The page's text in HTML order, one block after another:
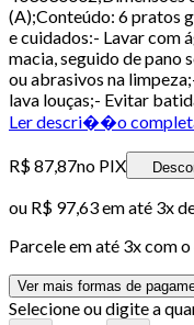
(A);Conteúdo: 6 pratos
e cuidados:- Lavar com
macia, seguido de
ou abrasivos na
lava louças;- Evitar
Ler descri��o
R$ 87,87no PIX
ou R$ 97,63em até 3x
Parcele em até 3x com
Ver mais formas de
Selecione ou digite a